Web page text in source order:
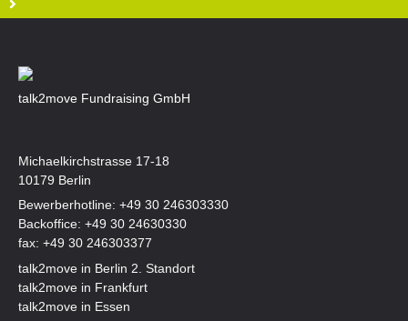
talk2move Fundraising GmbH
Michaelkirchstrasse 17-18
10179 Berlin
Bewerberhotline: +49 30 246303330
Backoffice: +49 30 24630330
fax: +49 30 246303377
talk2move in Berlin 2. Standort
talk2move in Frankfurt
talk2move in Essen